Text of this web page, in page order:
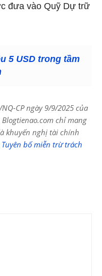
đưa vào Quỹ Dự trữ
5 USD trong tầm
CP ngày 9/9/2025 của
chỉ mang
khuyến nghị tài chính
Tuyên bố miễn trừ trách